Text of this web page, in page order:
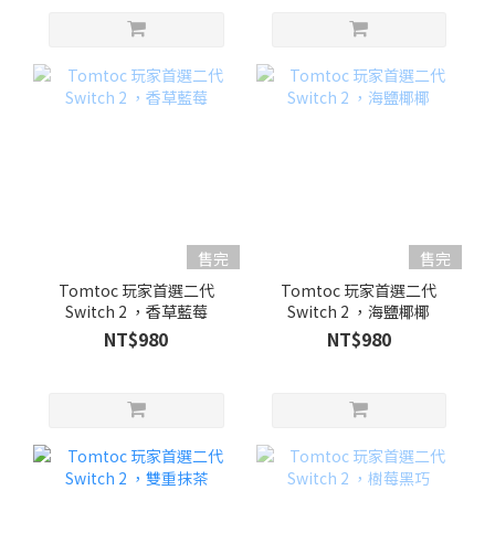
售完
Tomtoc 玩家首選二代
Switch 2 ，香草藍莓
NT$980
售完
Tomtoc 玩家首選二代
Switch 2 ，海鹽椰椰
NT$980